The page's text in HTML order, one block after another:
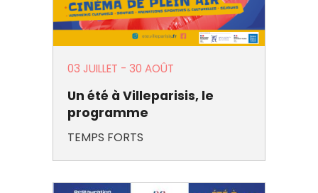
03 JUILLET - 30 AOÛT
Un été à Villeparisis, le
programme
TEMPS FORTS